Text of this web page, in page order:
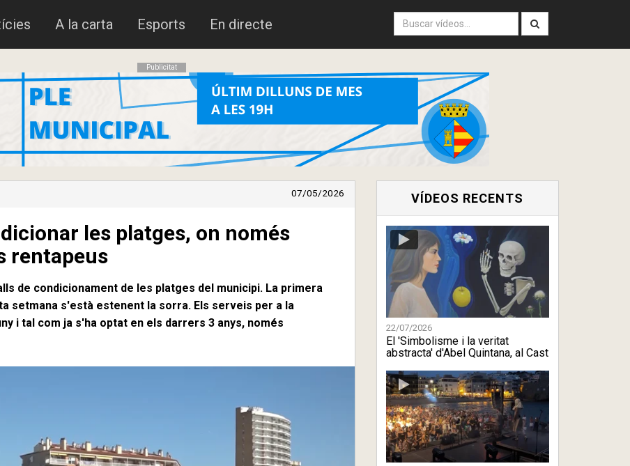
A la carta Esports En directe
Publicitat
07/05/2026
les platges, on només
rentapeus
de condicionament de les platges del municipi. La primera
setmana s'està estenent la sorra. Els serveis per a la
i tal com ja s'ha optat en els darrers 3 anys, només
VÍDEOS RECENTS
22/07/2026
El 'Simbolisme i la veritat
abstracta' d'Abel Quintana, al Cast